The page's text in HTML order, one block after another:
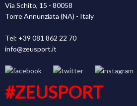
Via Schito, 15 - 80058
Torre Annunziata (NA) - Italy
Tel: +39 081 862 22 70
info@zeusport.it
#ZEUSPORT